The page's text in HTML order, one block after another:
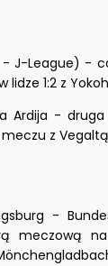
- J-League) -
lidze 1:2 z
Ardija -
z
-
meczową